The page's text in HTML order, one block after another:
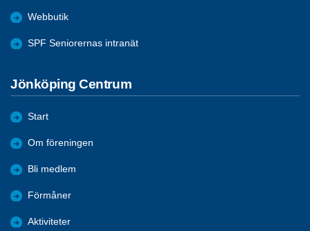
Webbutik
SPF Seniorernas intranät
Jönköping Centrum
Start
Om föreningen
Bli medlem
Förmåner
Aktiviteter